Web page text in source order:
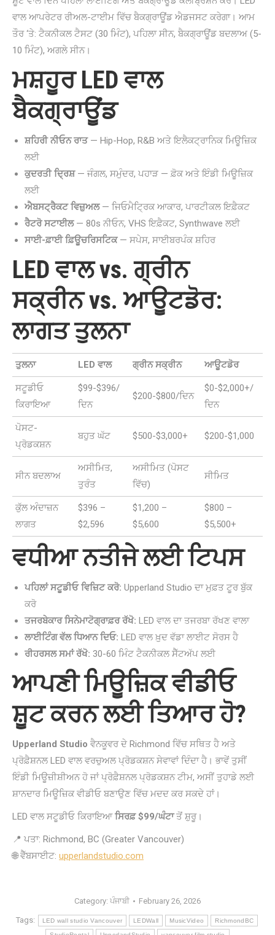
ਵਾਲ ਆਪਰੇਟਰ ਰੀਅਲ-ਟਾਈਮ ਵਿੱਚ ਬੈਕਗ੍ਰਾਊਂਡ ਐਡਜਸਟ ਕਰੇਗਾ। ਆਮ
ਤੌਰ ‘ਤੇ: ਟੈਕਨੀਕਲ ਟੈਸਟ (30 ਮਿੰਟ), ਪਹਿਲਾ ਸੀਨ, ਬੈਕਗ੍ਰਾਊਂਡ ਬਦਲਾਅ (5-
10 ਮਿੰਟ), ਅਗਲੇ ਸੀਨ।
ਮਸ਼ਹੂਰ LED ਵਾਲ
ਬੈਕਗ੍ਰਾਊਂਡ
ਸ਼ਹਿਰੀ ਨੀਓਨ ਰਾਤ— Hip-Hop, R&B ਅਤੇ ਇਲੈਕਟ੍ਰਾਨਿਕ ਮਿਊਜ਼ਿਕ
ਲਈ
ਕੁਦਰਤੀ ਦ੍ਰਿਸ਼— ਜੰਗਲ, ਸਮੁੰਦਰ, ਪਹਾੜ — ਫ਼ੋਕ ਅਤੇ ਇੰਡੀ ਮਿਊਜ਼ਿਕ
ਲਈ
ਐਬਸਟ੍ਰੈਕਟ ਵਿਜ਼ੁਅਲ— ਜਿਓਮੈਟ੍ਰਿਕ ਆਕਾਰ, ਪਾਰਟੀਕਲ ਇਫ਼ੈਕਟ
ਰੈਟਰੋ ਸਟਾਈਲ— 80s ਨੀਓਨ, VHS ਇਫ਼ੈਕਟ, Synthwave ਲਈ
ਸਾਈ-ਫ਼ਾਈ ਫ਼ਿਊਚਰਿਸਟਿਕ— ਸਪੇਸ, ਸਾਈਬਰਪੰਕ ਸ਼ਹਿਰ
LED ਵਾਲ vs. ਗ੍ਰੀਨ
ਸਕ੍ਰੀਨ vs. ਆਊਟਡੋਰ:
ਲਾਗਤ ਤੁਲਨਾ
ਤੁਲਨਾ LED ਵਾਲ ਗ੍ਰੀਨ ਸਕ੍ਰੀਨ ਆਊਟਡੋਰ
ਸਟੂਡੀਓ
ਕਿਰਾਇਆ
$99-$396/
ਦਿਨ
$200-$800/ਦਿਨ
$0-$2,000+/
ਦਿਨ
ਪੋਸਟ-
ਪ੍ਰੋਡਕਸ਼ਨ
ਬਹੁਤ ਘੱਟ $500-$3,000+ $200-$1,000
ਸੀਨ ਬਦਲਾਅ
ਅਸੀਮਿਤ,
ਤੁਰੰਤ
ਅਸੀਮਿਤ (ਪੋਸਟ
ਵਿੱਚ)
ਸੀਮਿਤ
ਕੁੱਲ ਅੰਦਾਜ਼ਨ
ਲਾਗਤ
$396 –
$2,596
$1,200 –
$5,600
$800 –
$5,500+
ਵਧੀਆ ਨਤੀਜੇ ਲਈ ਟਿਪਸ
ਪਹਿਲਾਂ ਸਟੂਡੀਓ ਵਿਜ਼ਿਟ ਕਰੋ: Upperland Studio ਦਾ ਮੁਫ਼ਤ ਟੂਰ ਬੁੱਕ
ਕਰੋ
ਤਜਰਬੇਕਾਰ ਸਿਨੇਮਾਟੋਗ੍ਰਾਫ਼ਰ ਰੱਖੋ: LED ਵਾਲ ਦਾ ਤਜਰਬਾ ਰੱਖਣ ਵਾਲਾ
ਲਾਈਟਿੰਗ ਵੱਲ ਧਿਆਨ ਦਿਓ: LED ਵਾਲ ਖ਼ੁਦ ਵੱਡਾ ਲਾਈਟ ਸੋਰਸ ਹੈ
ਰੀਹਰਸਲ ਸਮਾਂ ਰੱਖੋ: 30-60 ਮਿੰਟ ਟੈਕਨੀਕਲ ਸੈੱਟਅੱਪ ਲਈ
ਆਪਣੀ ਮਿਊਜ਼ਿਕ ਵੀਡੀਓ
ਸ਼ੂਟ ਕਰਨ ਲਈ ਤਿਆਰ ਹੋ?
Upperland Studio ਵੈਨਕੂਵਰ ਦੇ Richmond ਵਿੱਚ ਸਥਿਤ ਹੈ ਅਤੇ
ਪ੍ਰੋਫ਼ੈਸ਼ਨਲ LED ਵਾਲ ਵਰਚੁਅਲ ਪ੍ਰੋਡਕਸ਼ਨ ਸੇਵਾਵਾਂ ਦਿੰਦਾ ਹੈ। ਭਾਵੇਂ ਤੁਸੀਂ
ਇੰਡੀ ਮਿਊਜ਼ੀਸ਼ੀਅਨ ਹੋ ਜਾਂ ਪ੍ਰੋਫ਼ੈਸ਼ਨਲ ਪ੍ਰੋਡਕਸ਼ਨ ਟੀਮ, ਅਸੀਂ ਤੁਹਾਡੇ ਲਈ
ਸ਼ਾਨਦਾਰ ਮਿਊਜ਼ਿਕ ਵੀਡੀਓ ਬਣਾਉਣ ਵਿੱਚ ਮਦਦ ਕਰ ਸਕਦੇ ਹਾਂ।
LED ਵਾਲ ਸਟੂਡੀਓ ਕਿਰਾਇਆਸਿਰਫ਼ $99/ਘੰਟਾਤੋਂ ਸ਼ੁਰੂ।
📍 ਪਤਾ: Richmond, BC (Greater Vancouver)
🌐 ਵੈੱਬਸਾਈਟ: upperlandstudio.com
Category: ਪੰਜਾਬੀ February 26, 2026
Tags: LED wall studio Vancouver LEDWall MusicVideo RichmondBC